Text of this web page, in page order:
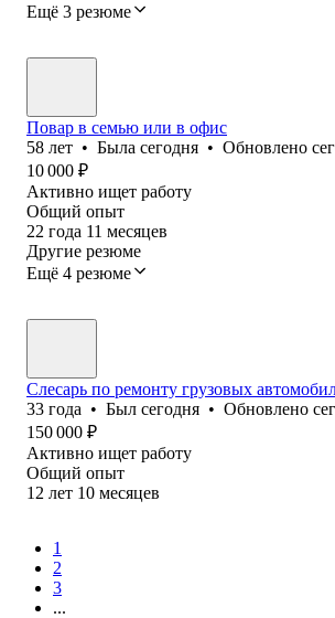
Ещё 3 резюме
Повар в семью или в офис
58 лет • Была сегодня • Обновлено
10 000 ₽
Активно ищет работу
Общий опыт
22 года 11 месяцев
Другие резюме
Ещё 4 резюме
Слесарь по ремонту грузовых
33 года • Был сегодня • Обновлено
150 000 ₽
Активно ищет работу
Общий опыт
12 лет 10 месяцев
1
2
3
...